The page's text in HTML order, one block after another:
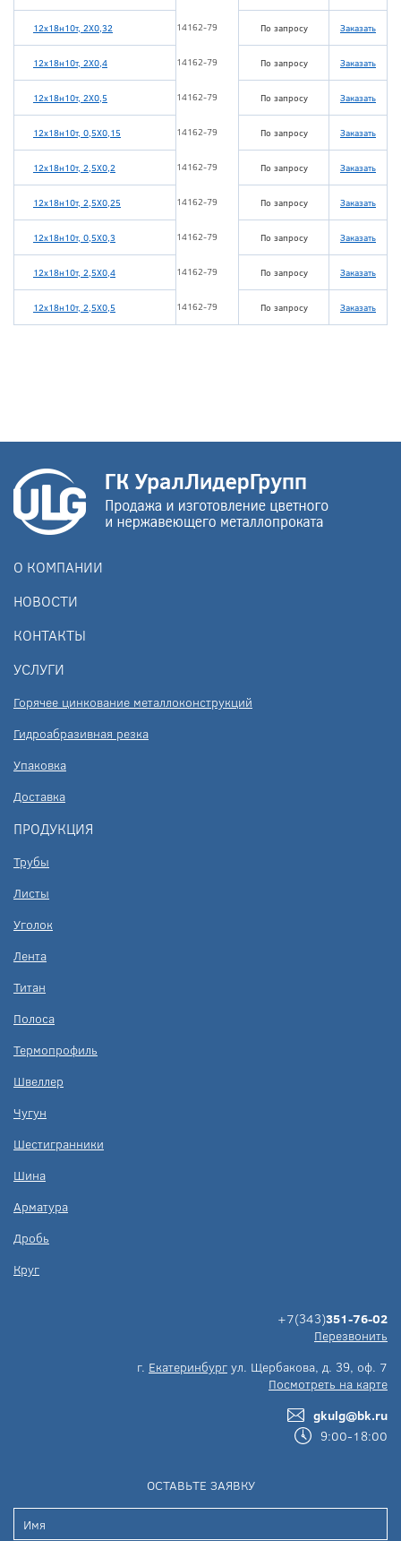
12х18н10т, 2Х0,32 14162-79 По запросу Заказать
12х18н10т, 2Х0,4 14162-79 По запросу Заказать
12х18н10т, 2Х0,5 14162-79 По запросу Заказать
12х18н10т, 0,5Х0,15 14162-79 По запросу Заказать
12х18н10т, 2,5Х0,2 14162-79 По запросу Заказать
12х18н10т, 2,5Х0,25 14162-79 По запросу Заказать
12х18н10т, 0,5Х0,3 14162-79 По запросу Заказать
12х18н10т, 2,5Х0,4 14162-79 По запросу Заказать
12х18н10т, 2,5Х0,5 14162-79 По запросу Заказать
О КОМПАНИИ
НОВОСТИ
КОНТАКТЫ
УСЛУГИ
Горячее цинкование металлоконструкций
Гидроабразивная резка
Упаковка
Доставка
ПРОДУКЦИЯ
Трубы
Листы
Уголок
Лента
Титан
Полоса
Термопрофиль
Швеллер
Чугун
Шестигранники
Шина
Арматура
Дробь
Круг
+7(343)351-76-02
Перезвонить
г. Екатеринбург ул. Щербакова, д. 39, оф. 7
Посмотреть на карте
gkulg@bk.ru
9:00-18:00
ОСТАВЬТЕ ЗАЯВКУ